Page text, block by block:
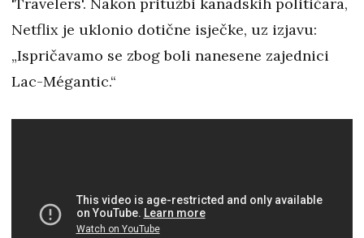
'Travelers'. Nakon pritužbi kanadskih političara,
Netflix je uklonio dotične isječke, uz izjavu:
„Ispričavamo se zbog boli nanesene zajednici
Lac-Mégantic.“